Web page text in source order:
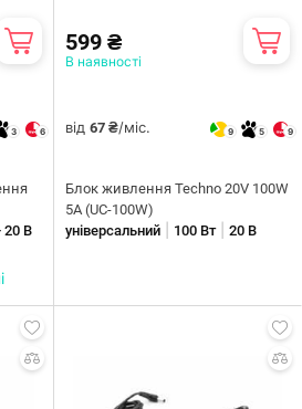
3 6
20 В
599 ₴
В наявності
від 67 ₴/міс. 9 5 9
Блок живлення Techno 20V 100W
5A (UC-100W)
універсальний
100 Вт| 20 В